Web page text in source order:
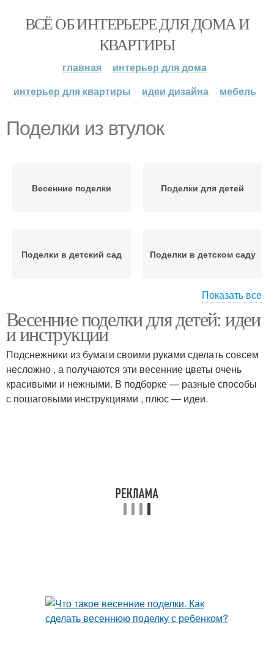
ВСЁ ОБ ИНТЕРЬЕРЕ ДЛЯ ДОМА И
КВАРТИРЫ
главная
интерьер для дома
интерьер для квартиры
идеи дизайна мебель
Поделки из втулок
Весенние поделки Поделки для детей
Поделки в детский сад Поделки в детском саду
Поделки в садик Поделки из бумаги
Поделки в школе
Инструмент для
поделок
Показать все
Весенние поделки для детей: идеи
и инструкции
Подснежники из бумаги своими руками сделать совсем
несложно , а получаются эти весенние цветы очень
красивыми и нежными. В подборке — разные способы
с пошаговыми инструкциями , плюс — идеи.